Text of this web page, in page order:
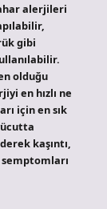
alerjileri
gibi
olduğu
en hızlı ne
için en sık
kaşıntı,
semptomları